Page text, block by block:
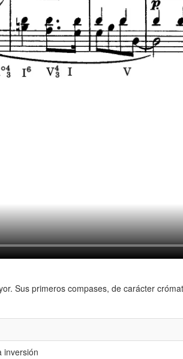
Sus primeros compases, de carácter
inversión